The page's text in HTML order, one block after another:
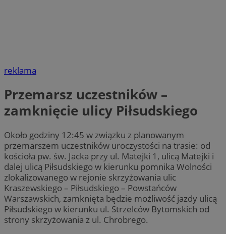
reklama
Przemarsz uczestników –
zamknięcie ulicy Piłsudskiego
Około godziny 12:45 w związku z planowanym
przemarszem uczestników uroczystości na trasie: od
kościoła pw. św. Jacka przy ul. Matejki 1, ulicą Matejki i
dalej ulicą Piłsudskiego w kierunku pomnika Wolności
zlokalizowanego w rejonie skrzyżowania ulic
Kraszewskiego – Piłsudskiego – Powstańców
Warszawskich, zamknięta będzie możliwość jazdy ulicą
Piłsudskiego w kierunku ul. Strzelców Bytomskich od
strony skrzyżowania z ul. Chrobrego.